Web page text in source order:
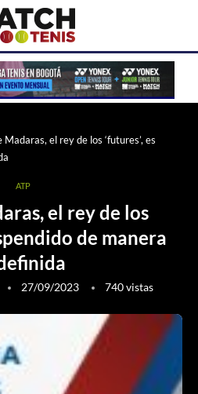
Madaras, el rey de los ‘futures’, es
ATP
el rey de los
de manera
27/09/2023 740vistas